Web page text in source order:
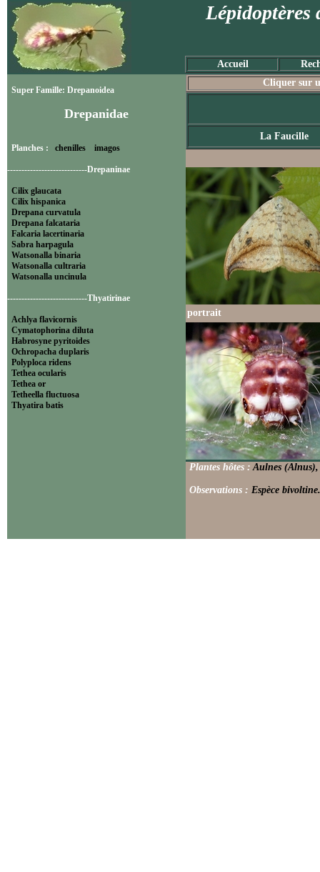
Lépidoptères
Accueil
Super Famille: Drepanoidea
Drepanidae
Planches : chenilles imagos
----------------------------Drepaninae
Cilix glaucata
Cilix hispanica
Drepana curvatula
Drepana falcataria
Falcaria lacertinaria
Sabra harpagula
Watsonalla binaria
Watsonalla cultraria
Watsonalla uncinula
----------------------------Thyatirinae
Achlya flavicornis
Cymatophorina diluta
Habrosyne pyritoides
Ochropacha duplaris
Polyploca ridens
Tethea ocularis
Tethea or
Tetheella fluctuosa
Thyatira batis
Cliquer sur
La Faucille
portrait
Plantes hôtes :Aulnes
Observations : Espèce bivoltine.